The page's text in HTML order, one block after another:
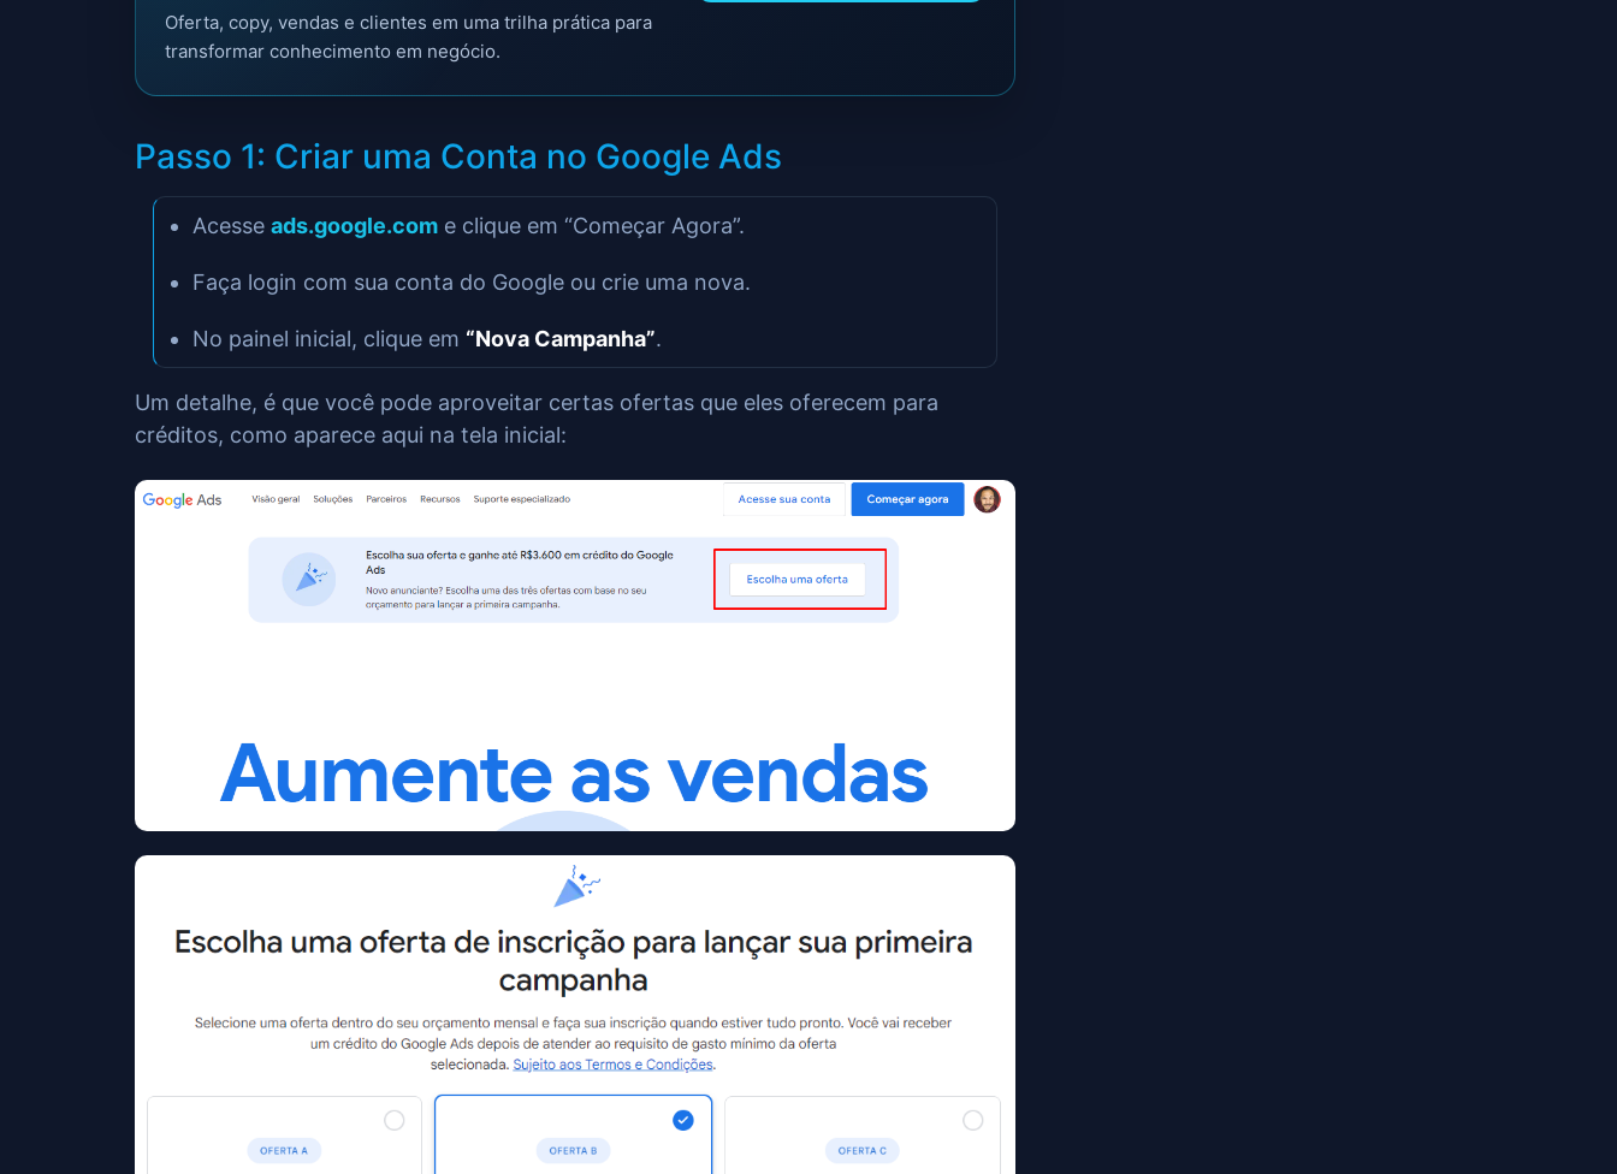
Oferta, copy, vendas e clientes em uma trilha prática para
transformar conhecimento em negócio.
Passo 1: Criar uma Conta no Google Ads
Acesse ads.google.com e clique em “Começar Agora”.
Faça login com sua conta do Google ou crie uma nova.
No painel inicial, clique em “Nova Campanha”.
Um detalhe, é que você pode aproveitar certas ofertas que eles oferecem para
créditos, como aparece aqui na tela inicial: